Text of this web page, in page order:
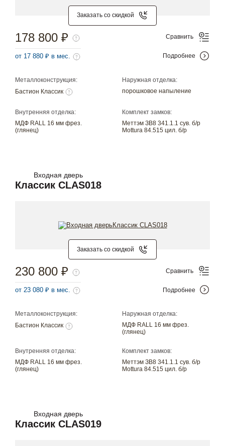
Заказать со скидкой
Металлоконструкция:
Бастион Классик
Наружная отделка:
порошковое напыление
Внутренняя отделка:
МДФ RALL 16 мм фрез.
(глянец)
Комплект замков:
Меттэм ЗВ8 341.1.1 сув. б/р
Mottura 84.515 цил. б/р
178 800 ₽
от 17 880 ₽ в мес.
Сравнить
Подробнее
Входная дверь
Классик CLAS018
Заказать со скидкой
Металлоконструкция:
Бастион Классик
Наружная отделка:
МДФ RALL 16 мм фрез.
(глянец)
Внутренняя отделка:
МДФ RALL 16 мм фрез.
(глянец)
Комплект замков:
Меттэм ЗВ8 341.1.1 сув. б/р
Mottura 84.515 цил. б/р
230 800 ₽
от 23 080 ₽ в мес.
Сравнить
Подробнее
Входная дверь
Классик CLAS019